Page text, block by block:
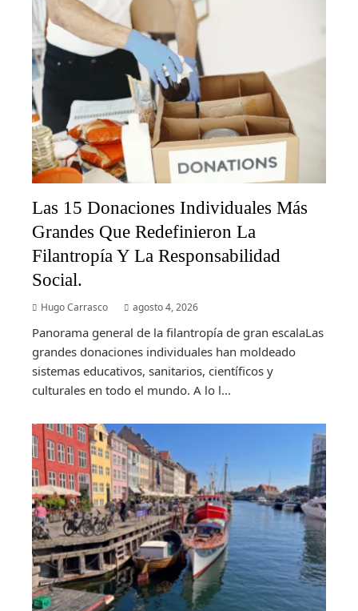
Las 15 Donaciones Individuales Más
Grandes Que Redefinieron La
Filantropía Y La Responsabilidad
Social.
Hugo Carrasco agosto 4, 2026
Panorama general de la filantropía de gran escalaLas
grandes donaciones individuales han moldeado
sistemas educativos, sanitarios, científicos y
culturales en todo el mundo. A lo l...